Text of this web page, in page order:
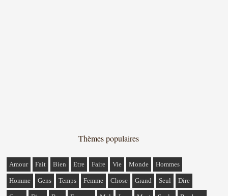
Thèmes populaires
Amour Fait Bien Etre Faire Vie Monde Hommes
Homme Gens Temps Femme Chose Grand Seul Dire